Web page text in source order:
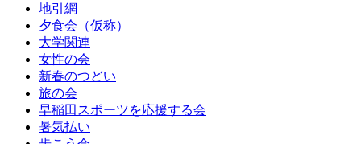
地引網
夕食会（仮称）
大学関連
女性の会
新春のつどい
旅の会
早稲田スポーツを応援する会
暑気払い